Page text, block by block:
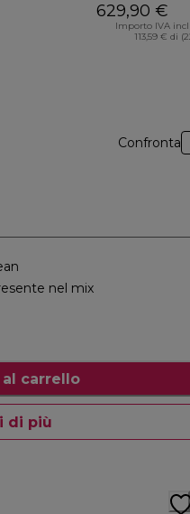
629,90 €
Importo IVA
113,59 € di
Confronta
nel mix
carrello
di più